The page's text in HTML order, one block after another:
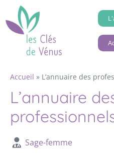
Accueil » L’annuaire des
L’annuaire
Sage-femme